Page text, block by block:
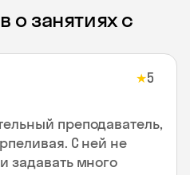
о занятиях с
★5
преподаватель,
С ней не
задавать много